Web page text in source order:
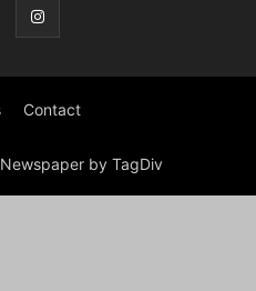
Contact
by TagDiv